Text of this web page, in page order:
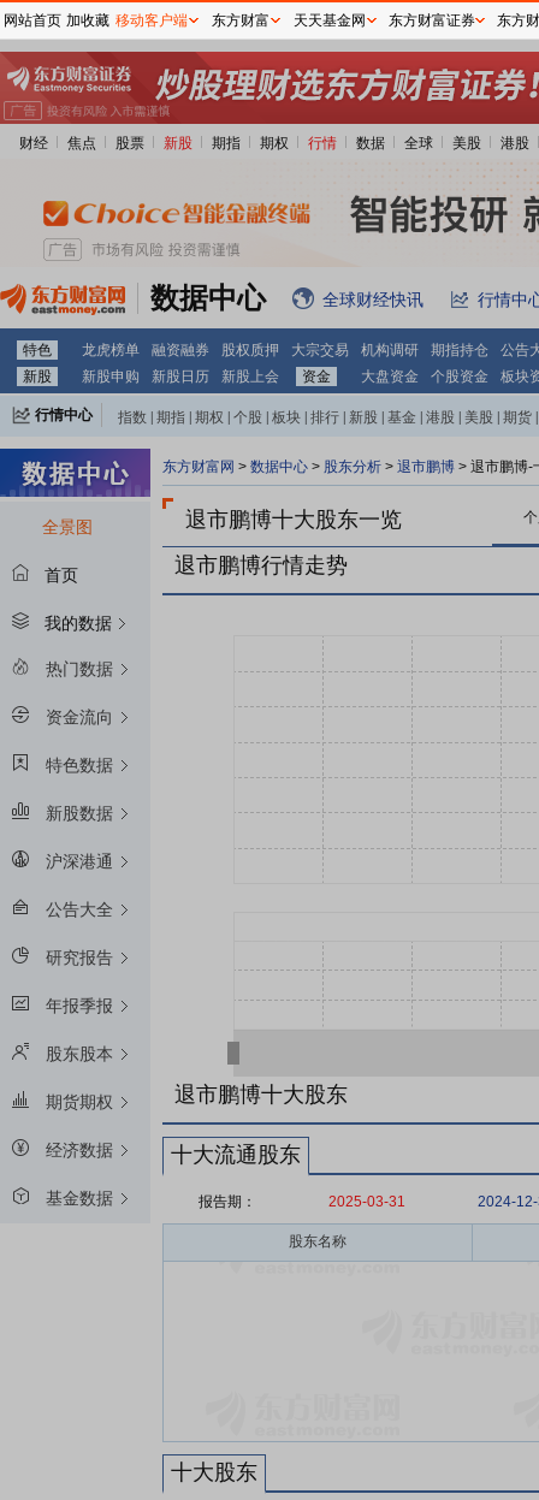
财经 焦点 股票 新股 期指 期权 行情 数据 全球 美股 港股
数据中心 全球财经快讯 行情中
特色 龙虎榜单 融资融券 股权质押 大宗交易 机构调研 期指持仓
公告
新股
新股申购 新股日历 新股上会 资金 大盘资金 个股资金 板块
行情中心 指数 期指 期权 个股 板块 排行 新股 基金 港股 美股 期货
全景图
首页
我的数据
热门数据
资金流向
特色数据
新股数据
沪深港通
公告大全
研究报告
年报季报
股东股本
期货期权
经济数据
基金数据
东方财富网 > 数据中心 > 股东分析 > 退市鹏博 > 退市鹏博-
退市鹏博十大股东一览
退市鹏博行情走势
退市鹏博十大股东
十大流通股东
报告期： 2025-03-31 2024-
股东名称
十大股东
网站首页 加收藏 移动客户端 东方财富 天天基金网 东方财富证券 东方